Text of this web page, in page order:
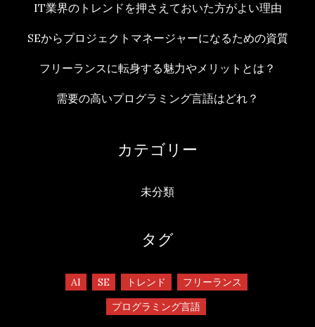
IT業界のトレンドを押さえておいた方がよい理由
SEからプロジェクトマネージャーになるための資質
フリーランスに転身する魅力やメリットとは？
需要の高いプログラミング言語はどれ？
カテゴリー
未分類
タグ
AI SE トレンド
フリーランス
プログラミング言語